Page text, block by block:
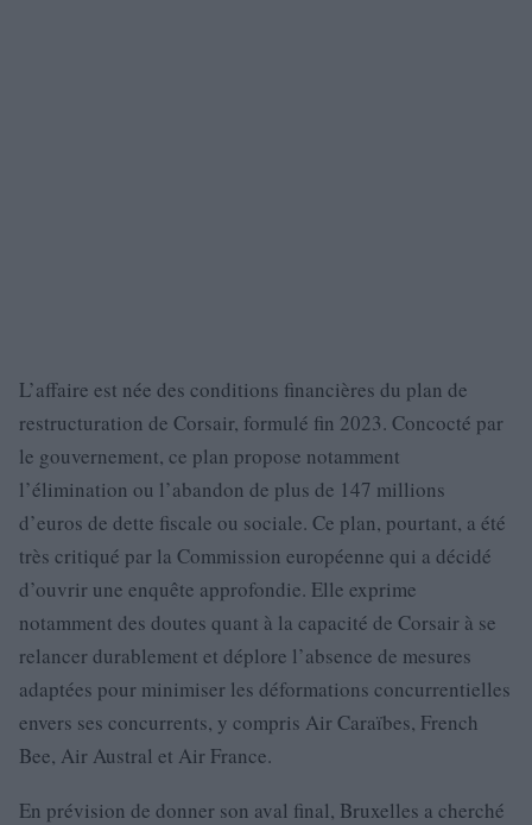
L’affaire est née des conditions financières du plan de
restructuration de Corsair, formulé fin 2023. Concocté par
le gouvernement, ce plan propose notamment
l’élimination ou l’abandon de plus de 147 millions
d’euros de dette fiscale ou sociale. Ce plan, pourtant, a été
très critiqué par la Commission européenne qui a décidé
d’ouvrir une enquête approfondie. Elle exprime
notamment des doutes quant à la capacité de Corsair à se
relancer durablement et déplore l’absence de mesures
adaptées pour minimiser les déformations concurrentielles
envers ses concurrents, y compris Air Caraïbes, French
Bee, Air Austral et Air France.
En prévision de donner son aval final, Bruxelles a cherché